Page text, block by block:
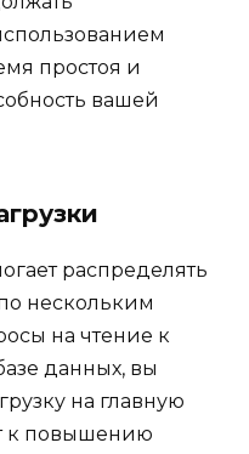
простоя и
вашей
распределять
нескольким
на чтение к
данных, вы
на главную
к повышению